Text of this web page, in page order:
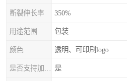
断裂伸长率 350%
用途范围 包装
颜色 透明、可印刷logo
是